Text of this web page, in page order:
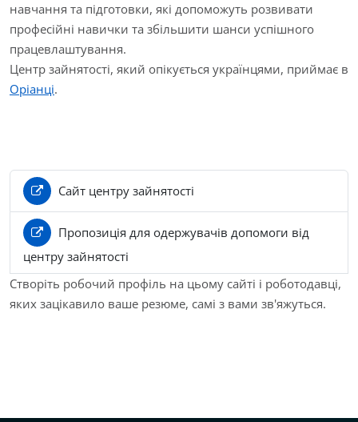
навчання та підготовки, які допоможуть розвивати
професійні навички та збільшити шанси успішного
працевлаштування.
Центр зайнятості, який опікується українцями, приймає в
Оріанці.
Сайт центру зайнятості
Пропозиція для одержувачів допомоги від
центру зайнятості
Створіть робочий профіль на цьому сайті і роботодавці,
яких зацікавило ваше резюме, самі з вами зв'яжуться.